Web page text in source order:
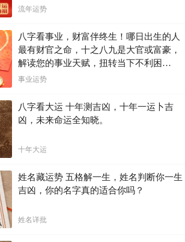
流年运势
八字看事业，财富伴终生！哪日出生的人
最有财官之命，十之八九是大官或富豪，
解读您的事业天赋，扭转当下不利困
局！！
事业运势
八字看大运 十年测吉凶，十年一运卜吉
凶，未来命运全知晓。
十年大运
姓名藏运势 五格解一生，姓名判断你一生
吉凶，你的名字真的适合你吗？
姓名详批